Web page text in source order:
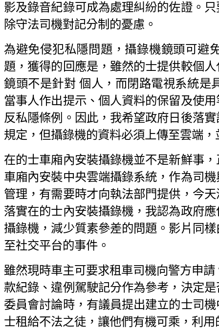
影及錄音紀錄可成為處理糾紛的佐證。
除守法司機對記分制的憂慮。
為避免侵犯私隱問題，攝錄機鏡頭可避
題，獲得的回應是，雖然的士提供較個
鏡頭不是針對 個人，而閉路電視系統是
當事人作出提示、個人資料的保留及使
反私隱條例。因此，我希望政府日後落
規定，但攝錄機的資料必須上傳至雲端
在的士車廂內安裝攝錄機並不是新鮮事
車廂內安裝中央雲端攝錄系統，作為司
管理，有需要時才向執法部門提供，今
落實在的士內安裝攝錄機，我認為政府
攝錄機，減少質素參差的問題。影片同
至社交平台的事件。
雖然現時車主可要求租車司機向警方申
款紀錄、違例駕駛記分作為參考，決定
委員會討論時，有議員提出建立的士司
士租給不法之徒，讓他們有機可乘，利